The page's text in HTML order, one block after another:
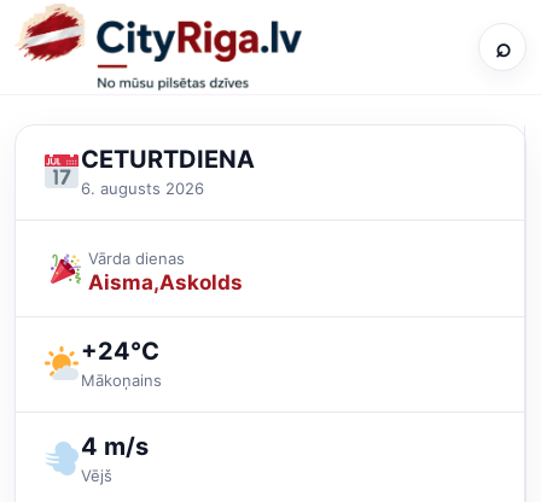
⌕
CETURTDIENA
6. augusts 2026
Vārda dienas
Aisma Askolds
+24°C
Mākoņains
4 m/s
Vējš